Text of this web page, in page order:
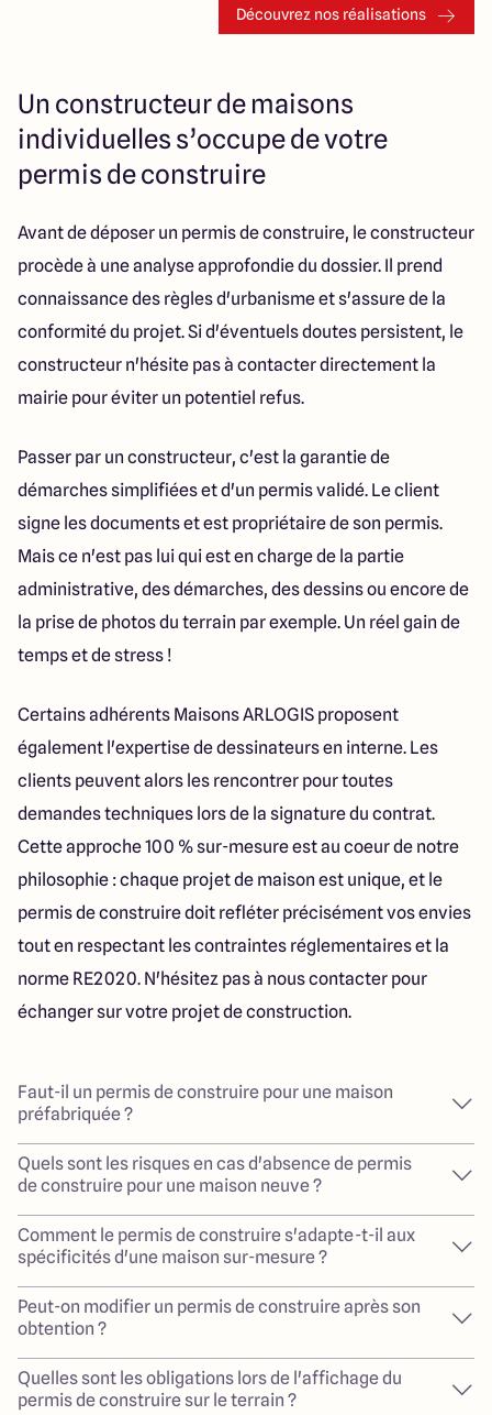
Découvrez nos réalisations
Un constructeur de maisons
individuelles s’occupe de votre
permis de construire
Avant de déposer un permis de construire, le constructeur
procède à une analyse approfondie du dossier. Il prend
connaissance des règles d'urbanisme et s'assure de la
conformité du projet. Si d'éventuels doutes persistent, le
constructeur n'hésite pas à contacter directement la
mairie pour éviter un potentiel refus.
Passer par un constructeur, c'est la garantie de
démarches simplifiées et d'un permis validé. Le client
signe les documents et est propriétaire de son permis.
Mais ce n'est pas lui qui est en charge de la partie
administrative, des démarches, des dessins ou encore de
la prise de photos du terrain par exemple. Un réel gain de
temps et de stress !
Certains adhérents Maisons ARLOGIS proposent
également l'expertise de dessinateurs en interne. Les
clients peuvent alors les rencontrer pour toutes
demandes techniques lors de la signature du contrat.
Cette approche 100 % sur-mesure est au coeur de notre
philosophie : chaque projet de maison est unique, et le
permis de construire doit refléter précisément vos envies
tout en respectant les contraintes réglementaires et la
norme RE2020. N'hésitez pas à nous contacter pour
échanger sur votre projet de construction.
Faut-il un permis de construire pour une maison
préfabriquée ?
Quels sont les risques en cas d'absence de permis
de construire pour une maison neuve ?
Comment le permis de construire s'adapte-t-il aux
spécificités d'une maison sur-mesure ?
Peut-on modifier un permis de construire après son
obtention ?
Quelles sont les obligations lors de l'affichage du
permis de construire sur le terrain ?